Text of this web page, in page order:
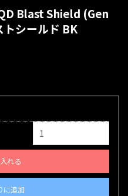
Blast Shield (Gen
シールド BK
れる
に追加